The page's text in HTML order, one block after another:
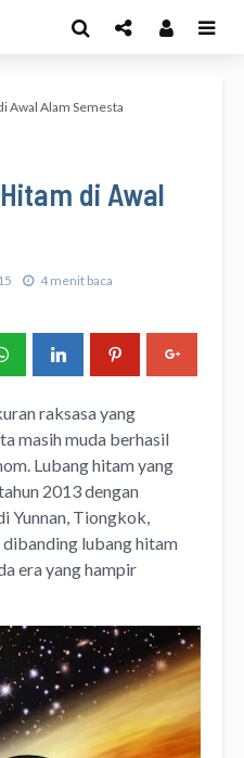
Awal Alam Semesta
di Awal
4 menit baca
raksasa yang
masih muda berhasil
Lubang hitam yang
2013 dengan
Yunnan, Tiongkok,
lubang hitam
era yang hampir